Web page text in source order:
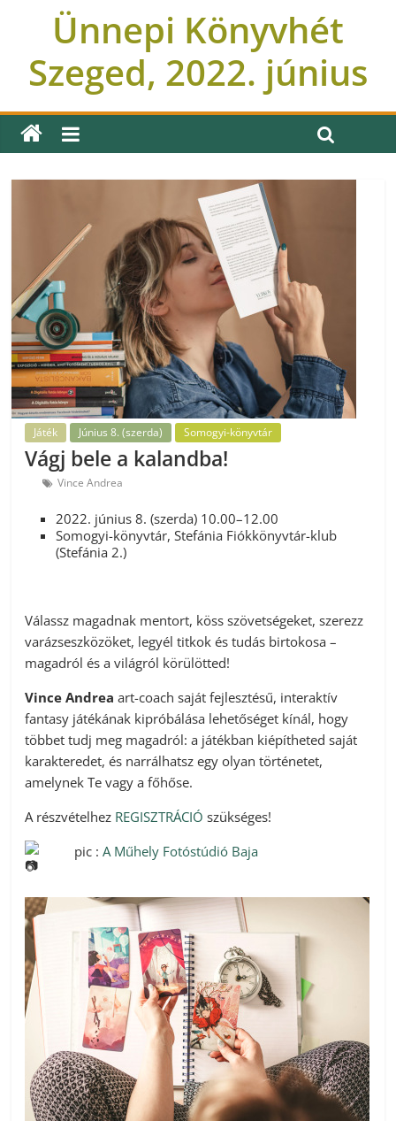
Ünnepi Könyvhét
Szeged, 2022. június
Játék Június 8. (szerda) Somogyi-könyvtár
Vágj bele a kalandba!
Vince Andrea
2022. június 8. (szerda) 10.00–12.00
Somogyi-könyvtár, Stefánia Fiókkönyvtár-klub
(Stefánia 2.)
Válassz magadnak mentort, köss szövetségeket, szerezz
varázseszközöket, legyél titkok és tudás birtokosa –
magadról és a világról körülötted!
Vince Andrea art-coach saját fejlesztésű, interaktív
fantasy játékának kipróbálása lehetőséget kínál, hogy
többet tudj meg magadról: a játékban kiépítheted saját
karakteredet, és narrálhatsz egy olyan történetet,
amelynek Te vagy a főhőse.
A részvételhez REGISZTRÁCIÓ szükséges!
pic :A Műhely Fotóstúdió Baja